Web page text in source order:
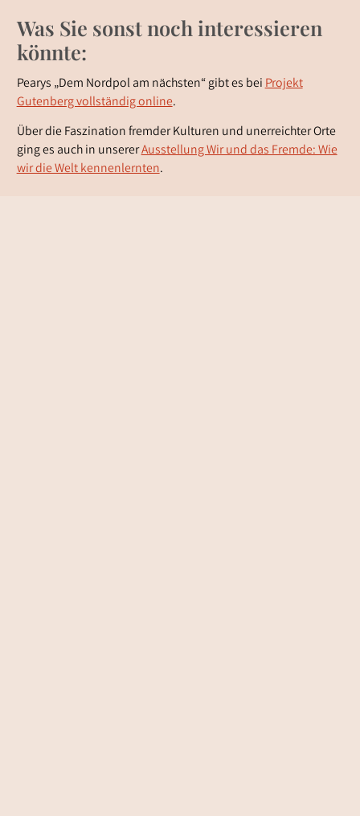
Was Sie sonst noch interessieren
könnte:
Pearys „Dem Nordpol am nächsten“ gibt es beiProjekt
Gutenberg vollständig online.
Über die Faszination fremder Kulturen und unerreichter Orte
ging es auch in unsererAusstellung Wir und das Fremde: Wie
wir die Welt kennenlernten.